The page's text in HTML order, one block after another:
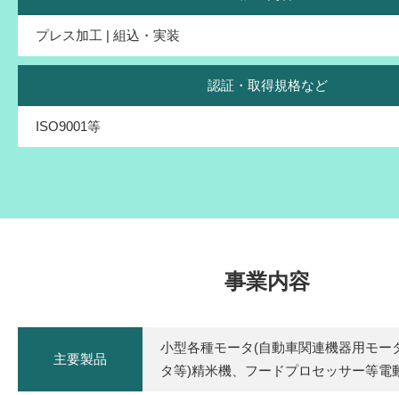
プレス加工 | 組込・実装
認証・取得規格など
ISO9001等
事業内容
主要製品
小型各種モータ(自動車関連機器用モー
タ等)精米機、フードプロセッサー等電